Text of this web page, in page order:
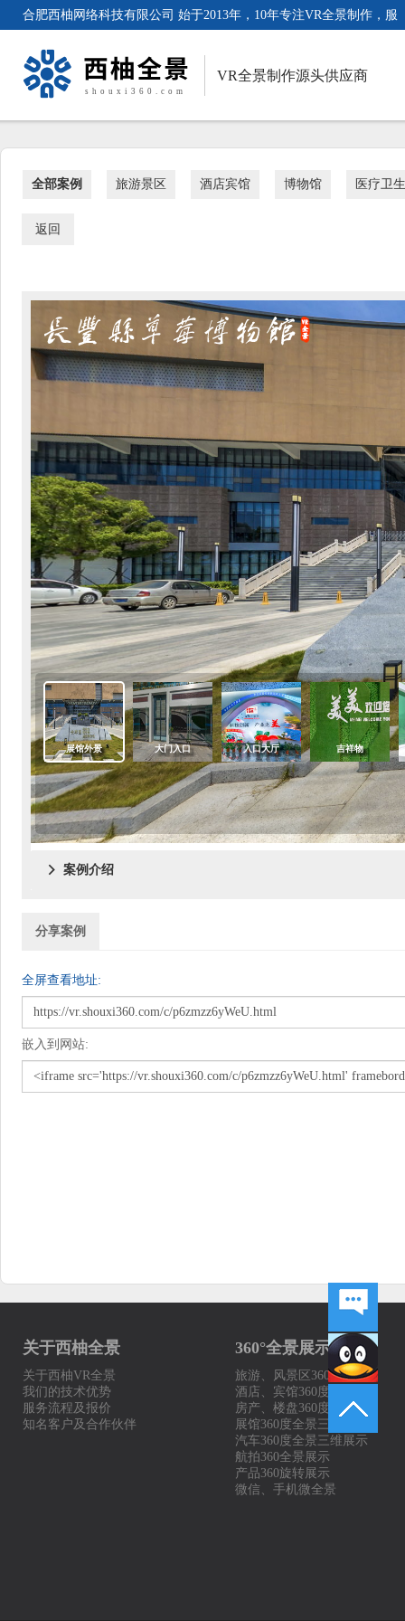
合肥西柚网络科技有限公司 始于2013年，10年专注VR全景制作，服
VR全景制作源头供应商
全部案例 旅游景区 酒店宾馆 博物馆 医疗卫生
返回
案例介绍

分享案例
全屏查看地址:
嵌入到网站:
关于西柚全景
关于西柚VR全景
我们的技术优势
服务流程及报价
知名客户及合作伙伴
360°全景展示案例
旅游、风景区360度全景
酒店、宾馆360度展示
房产、楼盘360度全景
展馆360度全景三维展示
汽车360度全景三维展示
航拍360全景展示
产品360旋转展示
微信、手机微全景